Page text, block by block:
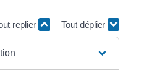
replier Tout déplier